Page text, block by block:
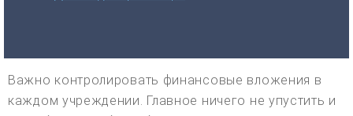
Важно контролировать финансовые вложения в
каждом учреждении. Главное ничего не упустить и